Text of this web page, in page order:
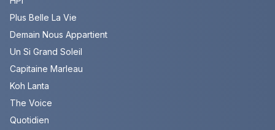
Plus Belle La Vie
Demain Nous Appartient
Un Si Grand Soleil
Capitaine Marleau
Koh Lanta
The Voice
Quotidien